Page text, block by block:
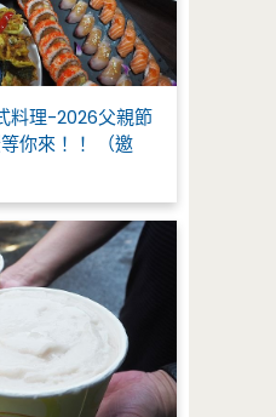
料理-2026父親節
你來！！ （邀